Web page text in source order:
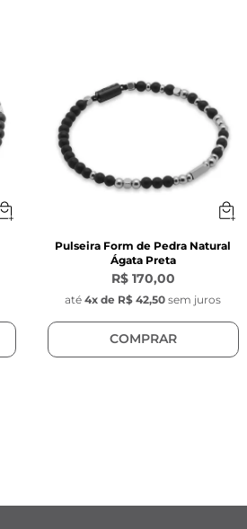
Pulseira Form de Pedra Natural
Ágata Preta
R$ 170,00
até 4x de R$ 42,50 sem juros
COMPRAR